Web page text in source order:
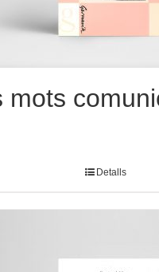
mots
Detalls